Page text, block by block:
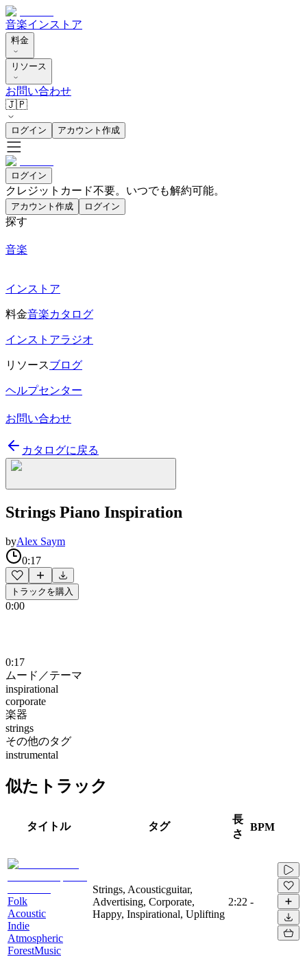
音楽インストア
料金
リソース
お問い合わせ
🇯🇵
ログイン アカウント作成
ログイン
クレジットカード不要。いつでも解約可能。
アカウント作成 ログイン
探す
音楽
インストア
料金音楽カタログ
インストアラジオ
リソースブログ
ヘルプセンター
お問い合わせ
カタログに戻る
Strings Piano Inspiration
byAlex Saym
0:17
トラックを購入
0:00
0:17
ムード／テーマ
inspirational
corporate
楽器
strings
その他のタグ
instrumental
似たトラック
タイトル タグ
長
さ
BPM
Folk
Acoustic
Indie
Atmospheric
ForestMusic
Strings, Acousticguitar,
Advertising, Corporate,
Happy, Inspirational, Uplifting
2:22 -